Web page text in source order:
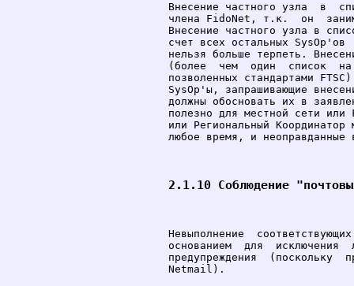
Внесение частного узла  в
члена FidoNet, т.к.  он
Внесение частного узла в
счет всех остальных
нельзя больше терпеть.
(более  чем  один  список
позволенных стандартами
SysOp'ы, запрашивающие
должны обосновать их в
полезно для местной сети
или Региональный
любое время, и неоправданные
2.1.10 Соблюдение
Невыполнение
основанием  для
предупреждения  (поскольку
Netmail).